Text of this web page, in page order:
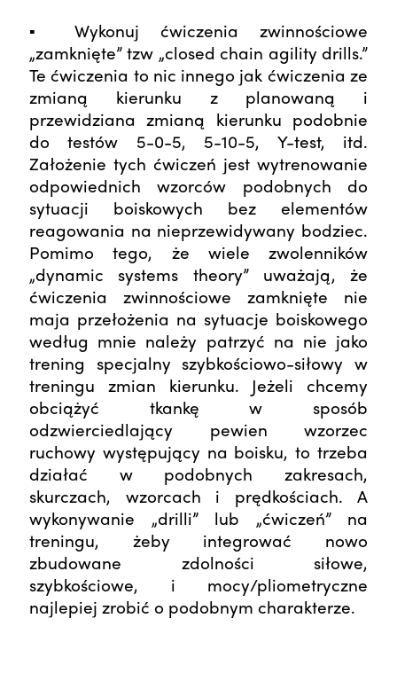
▪ Wykonuj ćwiczenia zwinnościowe
„zamknięte” tzw „closed chain agility drills.”
Te ćwiczenia to nic innego jak ćwiczenia ze
zmianą kierunku z planowaną i
przewidziana zmianą kierunku podobnie
do testów 5-0-5, 5-10-5, Y-test, itd.
Założenie tych ćwiczeń jest wytrenowanie
odpowiednich wzorców podobnych do
sytuacji boiskowych bez elementów
reagowania na nieprzewidywany bodziec.
Pomimo tego, że wiele zwolenników
„dynamic systems theory” uważają, że
ćwiczenia zwinnościowe zamknięte nie
maja przełożenia na sytuacje boiskowego
według mnie należy patrzyć na nie jako
trening specjalny szybkościowo-siłowy w
treningu zmian kierunku. Jeżeli chcemy
obciążyć tkankę w sposób
odzwierciedlający pewien wzorzec
ruchowy występujący na boisku, to trzeba
działać w podobnych zakresach,
skurczach, wzorcach i prędkościach. A
wykonywanie „drilli” lub „ćwiczeń” na
treningu, żeby integrować nowo
zbudowane zdolności siłowe,
szybkościowe, i mocy/pliometryczne
najlepiej zrobić o podobnym charakterze.